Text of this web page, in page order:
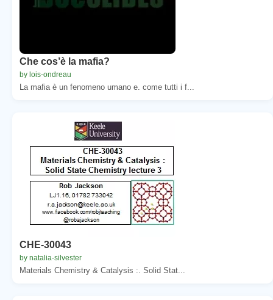
Che cos’è la mafia?
by lois-ondreau
La mafia è un fenomeno umano e. come tutti i f...
CHE-30043
by natalia-silvester
Materials Chemistry & Catalysis :. Solid Stat...